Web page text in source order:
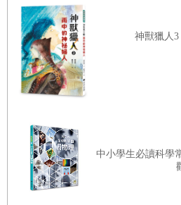
神獸獵人3
中小學生必讀科學